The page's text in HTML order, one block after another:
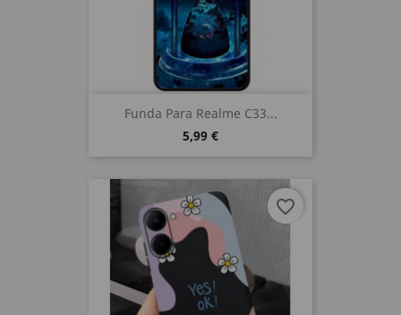
Funda Para Realme C33...
5,99 €
favorite_border